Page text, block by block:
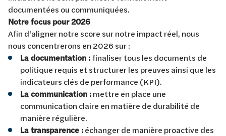
documentées ou communiquées.
Notre focus pour 2026
Afin d'aligner notre score sur notre impact réel, nous
nous concentrerons en 2026 sur :
La documentation : finaliser tous les documents de
politique requis et structurer les preuves ainsi que les
indicateurs clés de performance (KPI).
La communication :mettre en place une
communication claire en matière de durabilité de
manière régulière.
La transparence :échanger de manière proactive des